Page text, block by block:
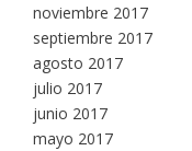
noviembre 2017
septiembre 2017
agosto 2017
julio 2017
junio 2017
mayo 2017